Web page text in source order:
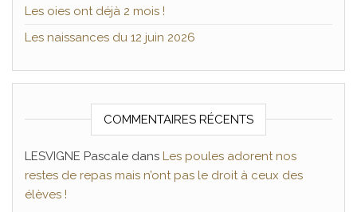
Les oies ont déjà 2 mois !
Les naissances du 12 juin 2026
COMMENTAIRES RÉCENTS
LESVIGNE Pascale dans Les poules adorent nos
restes de repas mais n’ont pas le droit à ceux des
élèves !